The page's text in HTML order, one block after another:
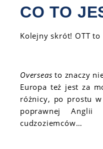
CO TO
Kolejny skrót! OTT to
Overseas to znaczy
Europa też jest za
różnicy, po prostu
poprawnej Anglii
cudzoziemców…